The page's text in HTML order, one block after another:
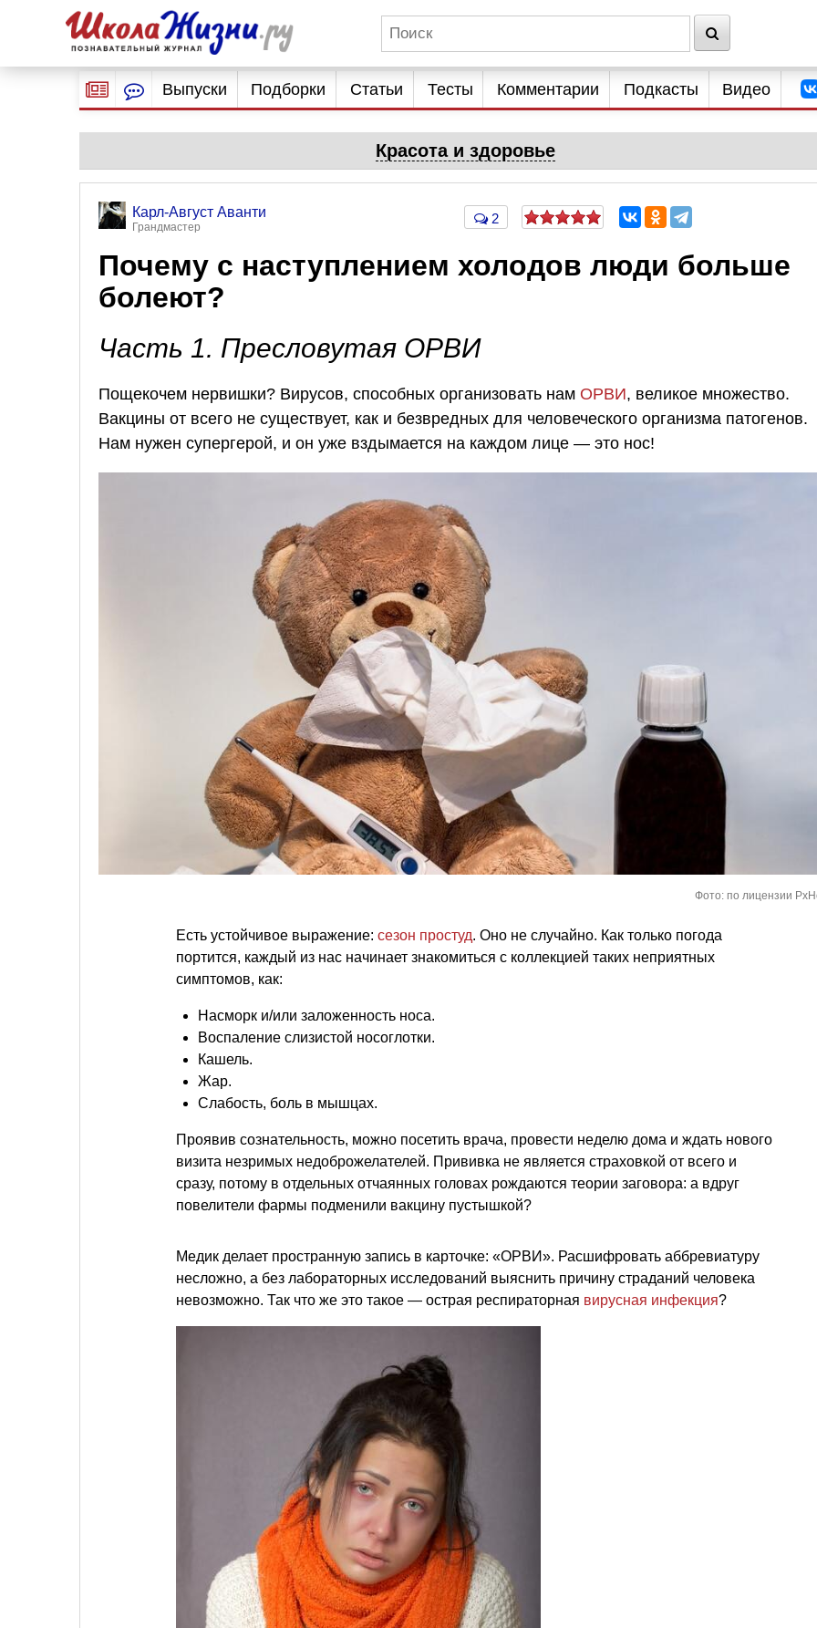
Выпуски Подборки Статьи Тесты Комментарии Подкасты Видео
Красота и здоровье
Карл-Август Аванти
Грандмастер
2
Почему с наступлением холодов люди больше
болеют?
Часть 1. Пресловутая ОРВИ
Пощекочем нервишки? Вирусов, способных организовать нам ОРВИ, великое множество.
Вакцины от всего не существует, как и безвредных для человеческого организма патогенов.
Нам нужен супергерой, и он уже вздымается на каждом лице — это нос!
Фото: по лицензии
Есть устойчивое выражение: сезон простуд. Оно не случайно. Как только погода
портится, каждый из нас начинает знакомиться с коллекцией таких неприятных
симптомов, как:
Насморк и/или заложенность носа.
Воспаление слизистой носоглотки.
Кашель.
Жар.
Слабость, боль в мышцах.
Проявив сознательность, можно посетить врача, провести неделю дома и ждать нового
визита незримых недоброжелателей. Прививка не является страховкой от всего и
сразу, потому в отдельных отчаянных головах рождаются теории заговора: а вдруг
повелители фармы подменили вакцину пустышкой?
Медик делает пространную запись в карточке: «ОРВИ». Расшифровать аббревиатуру
несложно, а без лабораторных исследований выяснить причину страданий человека
невозможно. Так что же это такое — острая респираторная вирусная инфекция?